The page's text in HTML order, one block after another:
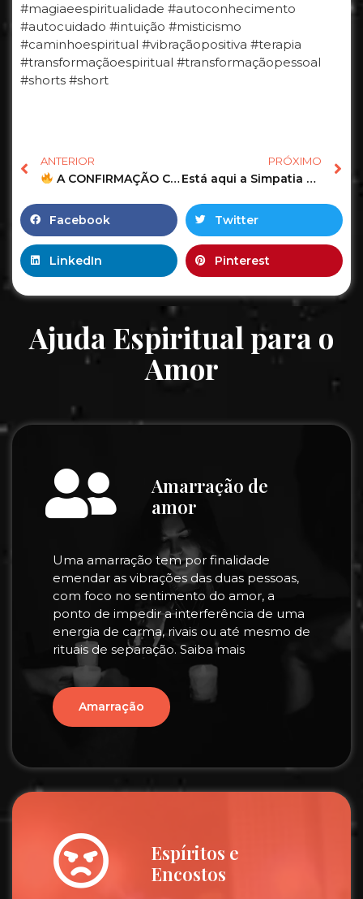
#magiaeespiritualidade #autoconhecimento
#autocuidado #intuição #misticismo
#caminhoespiritual #vibraçãopositiva #terapia
#transformaçãoespiritual #transformaçãopessoal
#shorts #short
ANTERIOR
A CONFIRMAÇÃO CHEGOU! ELA VAI SER EXPULSA, VAI CHORAR E FICAR ABALADÍSSIMO! NÃO É MAIS DÚVIDA
PRÓXIMO
Está aqui a Simpatia para deixar uma mulher Obsecada por vc!!! #simpatias #feitiço #amor
Facebook Twitter
LinkedIn Pinterest
Ajuda Espiritual para o
Amor
Amarração de
amor
Uma amarração tem por finalidade
emendar as vibrações das duas pessoas,
com foco no sentimento do amor, a
ponto de impedir a interferência de uma
energia de carma, rivais ou até mesmo de
rituais de separação. Saiba mais
Amarração
Espíritos e
Encostos